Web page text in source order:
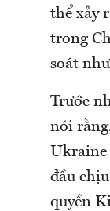
thể xảy
trong
soát
Trước
nói
Ukraine
đầu
quyền